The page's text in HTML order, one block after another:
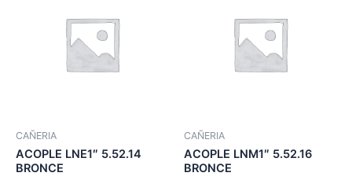
CAÑERIA
ACOPLE LNE1″ 5.52.14
BRONCE
CAÑERIA
ACOPLE LNM1″ 5.52.16
BRONCE